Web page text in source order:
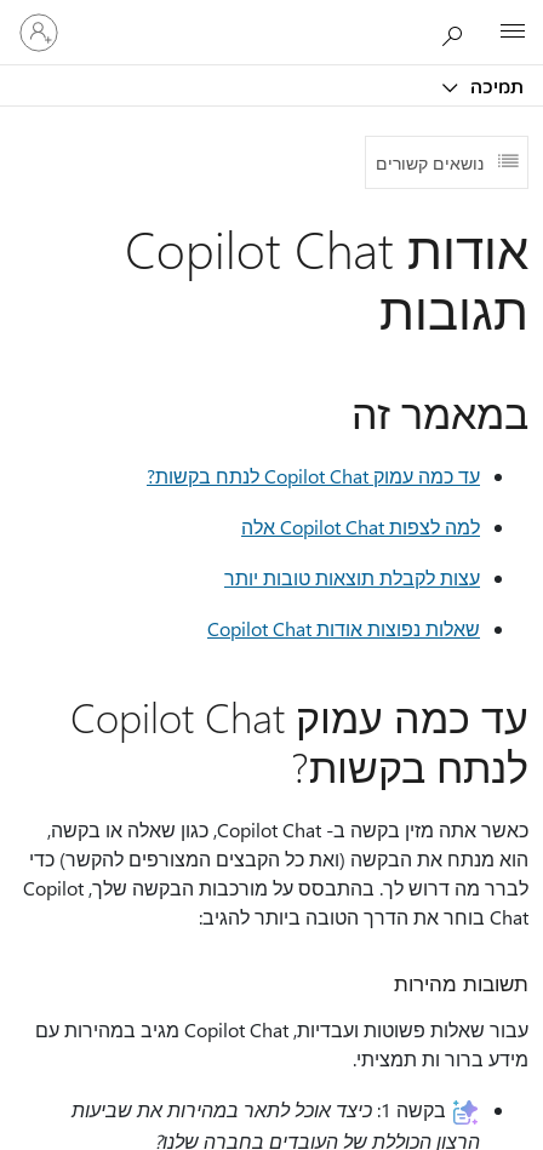
תמיכה
היכנס
לחשבון
שלך
נושאים קשורים
אודות Copilot Chat
תגובות
במאמר זה
עד כמה עמוק Copilot Chat לנתח בקשות?
למה לצפות Copilot Chat אלה
עצות לקבלת תוצאות טובות יותר
שאלות נפוצות אודות Copilot Chat
עד כמה עמוק Copilot Chat
לנתח בקשות?
כאשר אתה מזין בקשה ב- Copilot Chat, כגון שאלה או בקשה,
הוא מנתח את הבקשה (ואת כל הקבצים המצורפים להקשר) כדי
לברר מה דרוש לך. בהתבסס על מורכבות הבקשה שלך, Copilot
Chat בוחר את הדרך הטובה ביותר להגיב:
תשובות מהירות
עבור שאלות פשוטות ועבדיות, Copilot Chat מגיב במהירות עם
מידע ברור ות תמציתי.
בקשה 1:
כיצד אוכל לתאר במהירות את שביעות
הרצון הכוללת של העובדים בחברה שלנו?